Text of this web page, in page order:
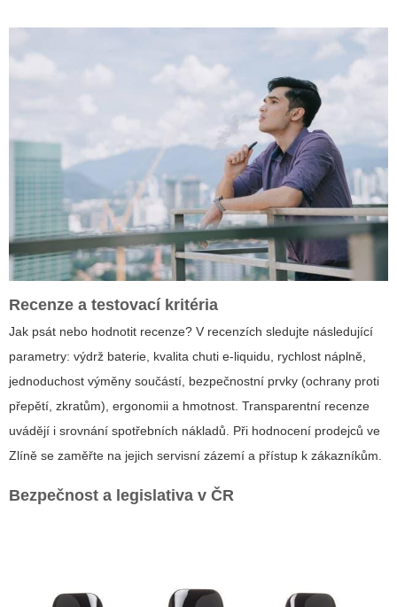
Recenze a testovací kritéria
Jak psát nebo hodnotit recenze? V recenzích sledujte následující
parametry: výdrž baterie, kvalita chuti e-liquidu, rychlost náplně,
jednoduchost výměny součástí, bezpečnostní prvky (ochrany proti
přepětí, zkratům), ergonomii a hmotnost. Transparentní recenze
uvádějí i srovnání spotřebních nákladů. Při hodnocení prodejců ve
Zlíně se zaměřte na jejich servisní zázemí a přístup k zákazníkům.
Bezpečnost a legislativa v ČR